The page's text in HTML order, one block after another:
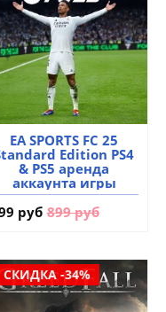
EA SPORTS FC 25
Edition PS4
& PS5 аренда
аккаунта игры
руб 899 руб
СКИДКА -34%